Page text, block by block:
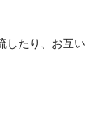
したり、お互い